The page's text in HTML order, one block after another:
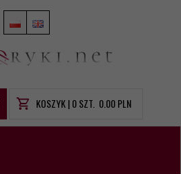
KOSZYK |0SZT. 0.00PLN